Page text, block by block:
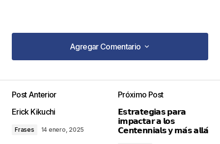
Agregar Comentario
Agregar Comentario
publicada.
Los campos obligatorios están
Post Anterior
Erick Kikuchi
Frases 14 enero, 2025
Próximo Post
𝗘𝘀𝘁𝗿𝗮𝘁𝗲𝗴𝗶𝗮𝘀 𝗽𝗮𝗿𝗮
𝗶𝗺𝗽𝗮𝗰𝘁𝗮𝗿 𝗮 𝗹𝗼𝘀
𝗖𝗲𝗻𝘁𝗲𝗻𝗻𝗶𝗮𝗹𝘀 𝘆 𝗺𝗮́𝘀 𝗮𝗹𝗹𝗮́